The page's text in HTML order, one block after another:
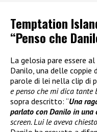
Temptation
“Penso che
La gelosia pare essere
Danilo, una delle coppie
parole di lei nella clip di
e penso che mi dica tante
sopra descritto: “Una
parlato con Danilo in una
screen. Lui le aveva